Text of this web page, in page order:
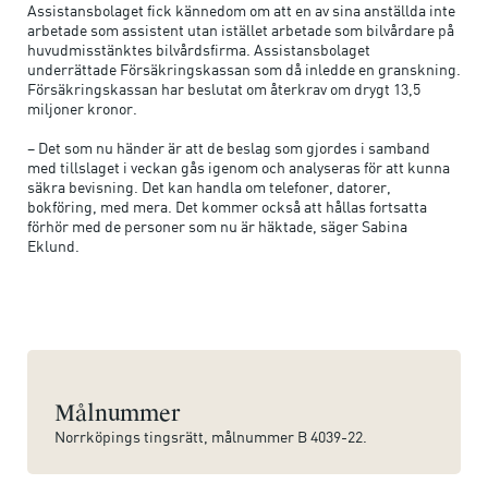
Assistansbolaget fick kännedom om att en av sina anställda inte
arbetade som assistent utan istället arbetade som bilvårdare på
huvudmisstänktes bilvårdsfirma. Assistansbolaget
underrättade Försäkringskassan som då inledde en granskning.
Försäkringskassan har beslutat om återkrav om drygt 13,5
miljoner kronor.
– Det som nu händer är att de beslag som gjordes i samband
med tillslaget i veckan gås igenom och analyseras för att kunna
säkra bevisning. Det kan handla om telefoner, datorer,
bokföring, med mera. Det kommer också att hållas fortsatta
förhör med de personer som nu är häktade, säger Sabina
Eklund.
Målnummer
Norrköpings tingsrätt, målnummer B 4039-22.